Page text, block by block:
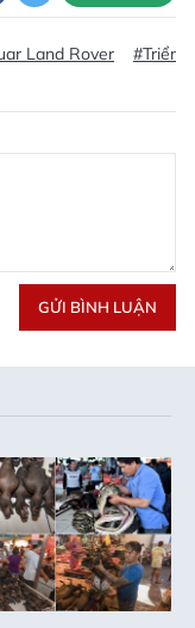
Land Rover #Triển
GỬI BÌNH LUẬN